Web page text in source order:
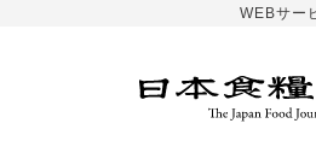
WEBサー